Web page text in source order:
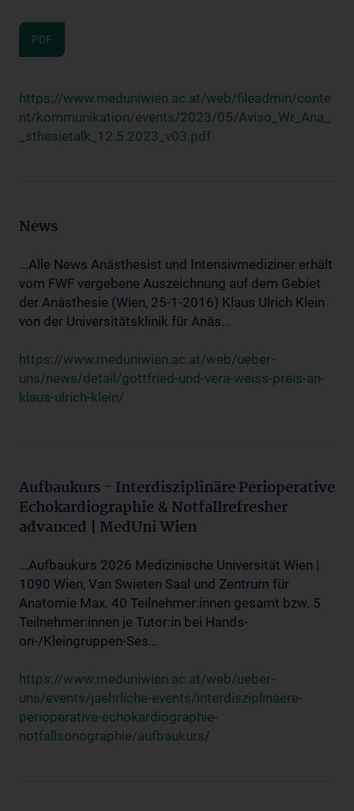
PDF
https://www.meduniwien.ac.at/web/fileadmin/conte
nt/kommunikation/events/2023/05/Aviso_Wr_Ana_
_sthesietalk_12.5.2023_v03.pdf
News
...Alle News Anästhesist und Intensivmediziner erhält
vom FWF vergebene Auszeichnung auf dem Gebiet
der Anästhesie (Wien, 25-1-2016) Klaus Ulrich Klein
von der Universitätsklinik für Anäs...
https://www.meduniwien.ac.at/web/ueber-
uns/news/detail/gottfried-und-vera-weiss-preis-an-
klaus-ulrich-klein/
Aufbaukurs - Interdisziplinäre Perioperative
Echokardiographie & Notfallrefresher
advanced | MedUni Wien
...Aufbaukurs 2026 Medizinische Universität Wien |
1090 Wien, Van Swieten Saal und Zentrum für
Anatomie Max. 40 Teilnehmer:innen gesamt bzw. 5
Teilnehmer:innen je Tutor:in bei Hands-
on-/Kleingruppen-Ses...
https://www.meduniwien.ac.at/web/ueber-
uns/events/jaehrliche-events/interdisziplinaere-
perioperative-echokardiographie-
notfallsonographie/aufbaukurs/